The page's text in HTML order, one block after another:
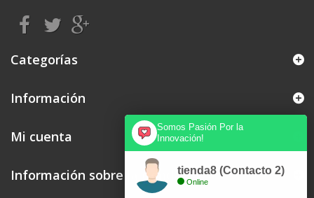
Categorías
Información
Mi cuenta
Información sobre la tienda
Somos Pasión Por la
Innovación!
tienda8 (Contacto 2)
Online